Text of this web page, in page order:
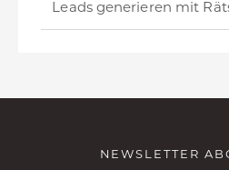
NEWSLETTER